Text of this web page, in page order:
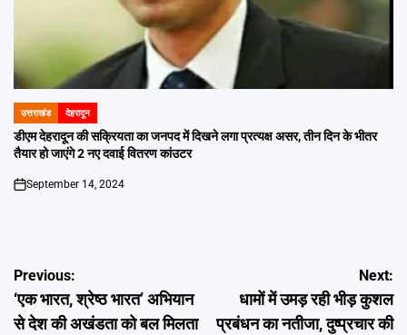
POSTED
IN
उत्तराखंड देहरादून
डीएम देहरादून की सक्रियता का जनपद में दिखने लगा प्रत्यक्ष असर, तीन दिन के भीतर
तैयार हो जाएंगे 2 नए दवाई वितरण कांउटर
on
September 14, 2024
Post
navigation
Previous:
‘एक भारत, श्रेष्ठ भारत’ अभियान
से देश की अखंडता को बल मिलता
Next:
धामों में उमड़ रही भीड़ कुशल
प्रबंधन का नतीजा, दुष्प्रचार की